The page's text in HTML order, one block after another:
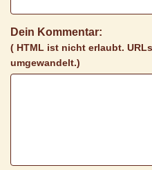
Dein Kommentar:
( HTML ist nicht erlaubt.
umgewandelt.)